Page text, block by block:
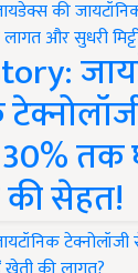
30%
की सेहत!